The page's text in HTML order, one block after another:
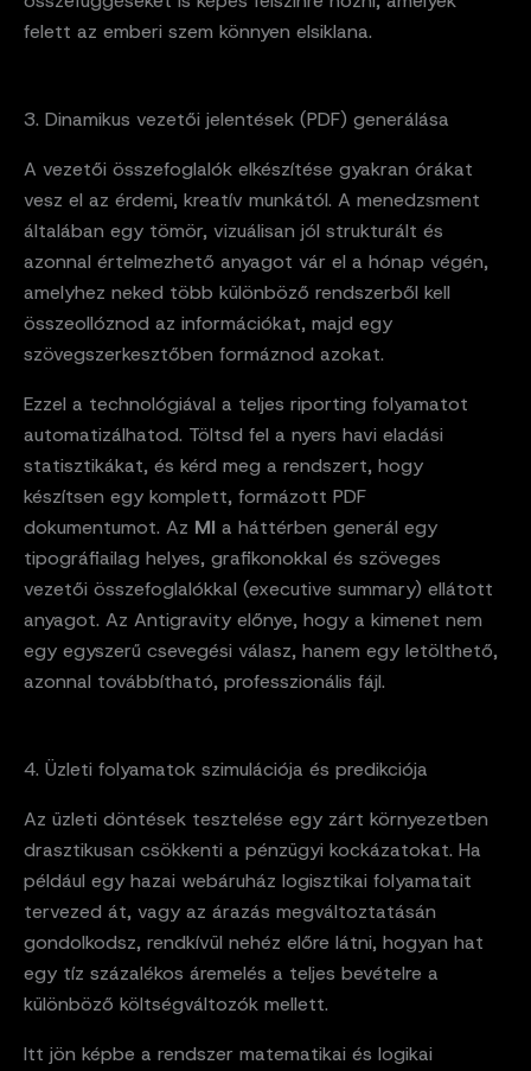
felett az emberi szem könnyen elsiklana.
3. Dinamikus vezetői jelentések (PDF) generálása
A vezetői összefoglalók elkészítése gyakran órákat
vesz el az érdemi, kreatív munkától. A menedzsment
általában egy tömör, vizuálisan jól strukturált és
azonnal értelmezhető anyagot vár el a hónap végén,
amelyhez neked több különböző rendszerből kell
összeollóznod az információkat, majd egy
szövegszerkesztőben formáznod azokat.
Ezzel a technológiával a teljes riporting folyamatot
automatizálhatod. Töltsd fel a nyers havi eladási
statisztikákat, és kérd meg a rendszert, hogy
készítsen egy komplett, formázott PDF
dokumentumot. Az MI a háttérben generál egy
tipográfiailag helyes, grafikonokkal és szöveges
vezetői összefoglalókkal (executive summary) ellátott
anyagot. Az Antigravity előnye, hogy a kimenet nem
egy egyszerű csevegési válasz, hanem egy letölthető,
azonnal továbbítható, professzionális fájl.
4. Üzleti folyamatok szimulációja és predikciója
Az üzleti döntések tesztelése egy zárt környezetben
drasztikusan csökkenti a pénzügyi kockázatokat. Ha
például egy hazai webáruház logisztikai folyamatait
tervezed át, vagy az árazás megváltoztatásán
gondolkodsz, rendkívül nehéz előre látni, hogyan hat
egy tíz százalékos áremelés a teljes bevételre a
különböző költségváltozók mellett.
Itt jön képbe a rendszer matematikai és logikai